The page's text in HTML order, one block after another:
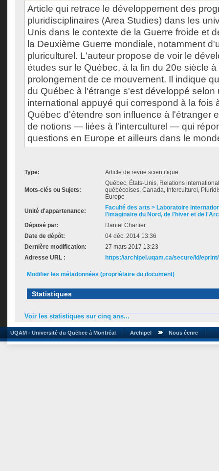
Article qui retrace le développement des
pluridisciplinaires (Area Studies) dans les
Unis dans le contexte de la Guerre froide et
la Deuxième Guerre mondiale, notamment
pluriculturel. L'auteur propose de voir le
études sur le Québec, à la fin du 20e siècle
prolongement de ce mouvement. Il indique
du Québec à l'étrange s'est développé selon
international appuyé qui correspond à la fois
Québec d'étendre son influence à l'étranger
de notions — liées à l'interculturel — qui
questions en Europe et ailleurs dans le
Type: Article de revue scientifique
Mots-clés ou Sujets:
Québec, États-Unis, Relations
québécoises, Canada, Interculturel,
Europe
Unité d'appartenance:
Faculté des arts > Laboratoire
l'imaginaire du Nord, de l'hiver et de
Déposé par:
Daniel Chartier
Date de dépôt:
04 déc. 2014 13:36
Dernière modification:
27 mars 2017 13:23
Adresse URL :
https://archipel.uqam.ca/secure/id/
Modifier les métadonnées (propriétaire du document)
Statistiques
Voir les statistiques sur cinq ans...
UQAM - Université du Québec à Montréal Archipel Nous écrire